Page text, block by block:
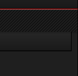
ที่นี่